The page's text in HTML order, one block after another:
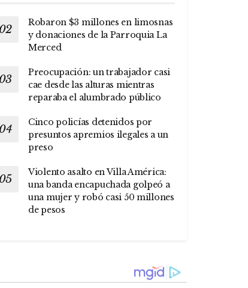
Robaron $3 millones en limosnas
y donaciones de la Parroquia La
Merced
Preocupación: un trabajador casi
cae desde las alturas mientras
reparaba el alumbrado público
Cinco policías detenidos por
presuntos apremios ilegales a un
preso
Violento asalto en Villa América:
una banda encapuchada golpeó a
una mujer y robó casi 50 millones
de pesos